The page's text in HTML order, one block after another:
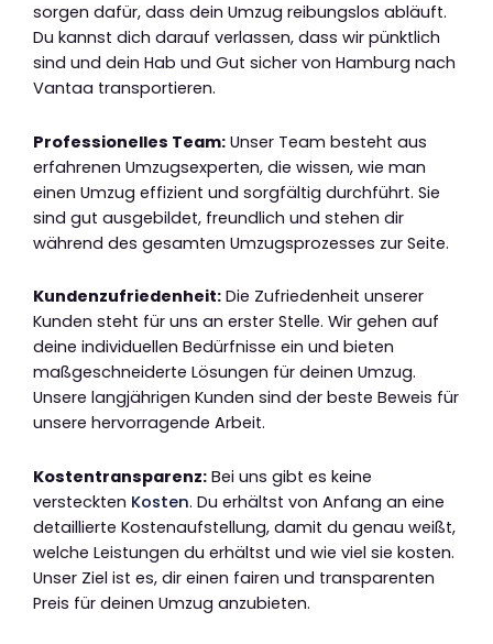
sorgen dafür, dass dein Umzug reibungslos abläuft.
Du kannst dich darauf verlassen, dass wir pünktlich
sind und dein Hab und Gut sicher von Hamburg nach
Vantaa transportieren.
Professionelles Team: Unser Team besteht aus
erfahrenen Umzugsexperten, die wissen, wie man
einen Umzug effizient und sorgfältig durchführt. Sie
sind gut ausgebildet, freundlich und stehen dir
während des gesamten Umzugsprozesses zur Seite.
Kundenzufriedenheit: Die Zufriedenheit unserer
Kunden steht für uns an erster Stelle. Wir gehen auf
deine individuellen Bedürfnisse ein und bieten
maßgeschneiderte Lösungen für deinen Umzug.
Unsere langjährigen Kunden sind der beste Beweis für
unsere hervorragende Arbeit.
Kostentransparenz: Bei uns gibt es keine
versteckten Kosten. Du erhältst von Anfang an eine
detaillierte Kostenaufstellung, damit du genau weißt,
welche Leistungen du erhältst und wie viel sie kosten.
Unser Ziel ist es, dir einen fairen und transparenten
Preis für deinen Umzug anzubieten.